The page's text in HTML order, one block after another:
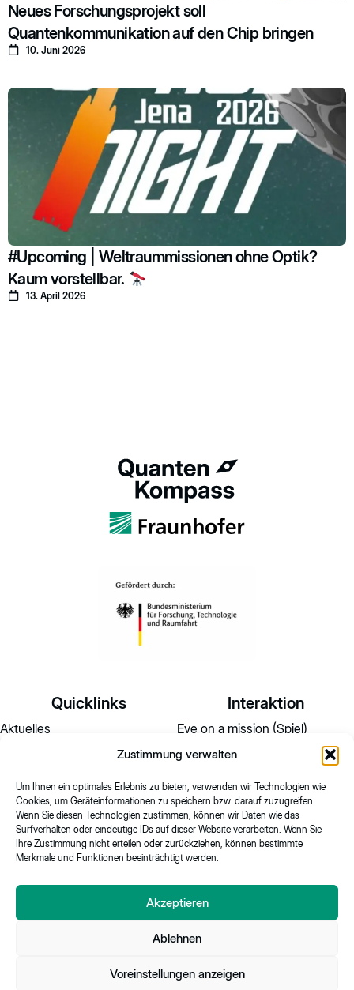
Zustimmung verwalten
Um Ihnen ein optimales Erlebnis zu bieten, verwenden wir Technologien wie
Cookies, um Geräteinformationen zu speichern bzw. darauf zuzugreifen.
Wenn Sie diesen Technologien zustimmen, können wir Daten wie das
Surfverhalten oder eindeutige IDs auf dieser Website verarbeiten. Wenn Sie
Ihre Zustimmung nicht erteilen oder zurückziehen, können bestimmte
Merkmale und Funktionen beeinträchtigt werden.
Akzeptieren
Ablehnen
Voreinstellungen anzeigen
Neues Forschungsprojekt soll
Quantenkommunikation auf den Chip bringen
10. Juni 2026
#Upcoming | Weltraummissionen ohne Optik?
Kaum vorstellbar.
13. April 2026
Quicklinks
Aktuelles
Glossar
Hackathon2025
Über uns
Interaktion
Eve on a mission (Spiel)
Umfrage
Quantenkompass – Das Quiz
© 2026 Fraunhofer. All rights reserved. Datenschutz